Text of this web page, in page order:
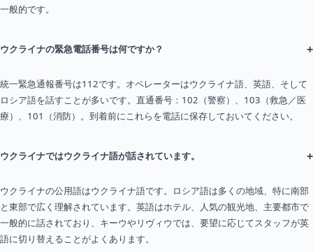
一般的です。
ウクライナの緊急電話番号は何ですか？ +
統一緊急通報番号は112です。オペレーターはウクライナ語、英語、そして
ロシア語を話すことが多いです。直通番号：102（警察）、103（救急／医
療）、101（消防）。到着前にこれらを電話に保存しておいてください。
ウクライナではウクライナ語が話されています。 +
ウクライナの公用語はウクライナ語です。ロシア語は多くの地域、特に南部
と東部で広く理解されています。英語はホテル、人気の観光地、主要都市で
一般的に話されており、キーウやリヴィウでは、要望に応じてスタッフが英
語に切り替えることがよくあります。